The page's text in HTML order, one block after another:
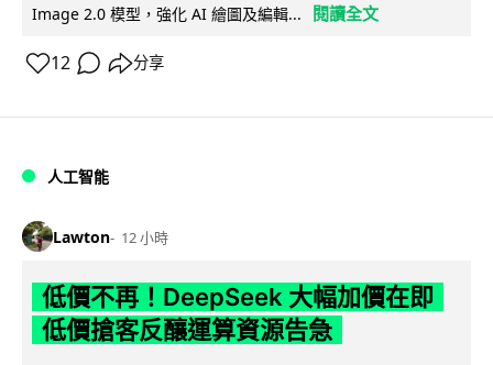
Image 2.0 模型，強化 AI 繪圖及編輯...
閱讀全文
12 分享
人工智能
Lawton 12 小時
低價不再！DeepSeek 大幅加價在即
低價搶客反釀運算資源告急